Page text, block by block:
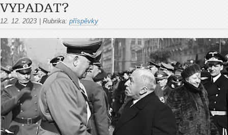
VYPADAT?
12. 12. 2023 Rubrika: příspěvky